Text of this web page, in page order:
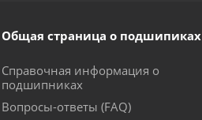
Общая страница о подшипиках
Справочная информация о
подшипниках
Вопросы-ответы (FAQ)